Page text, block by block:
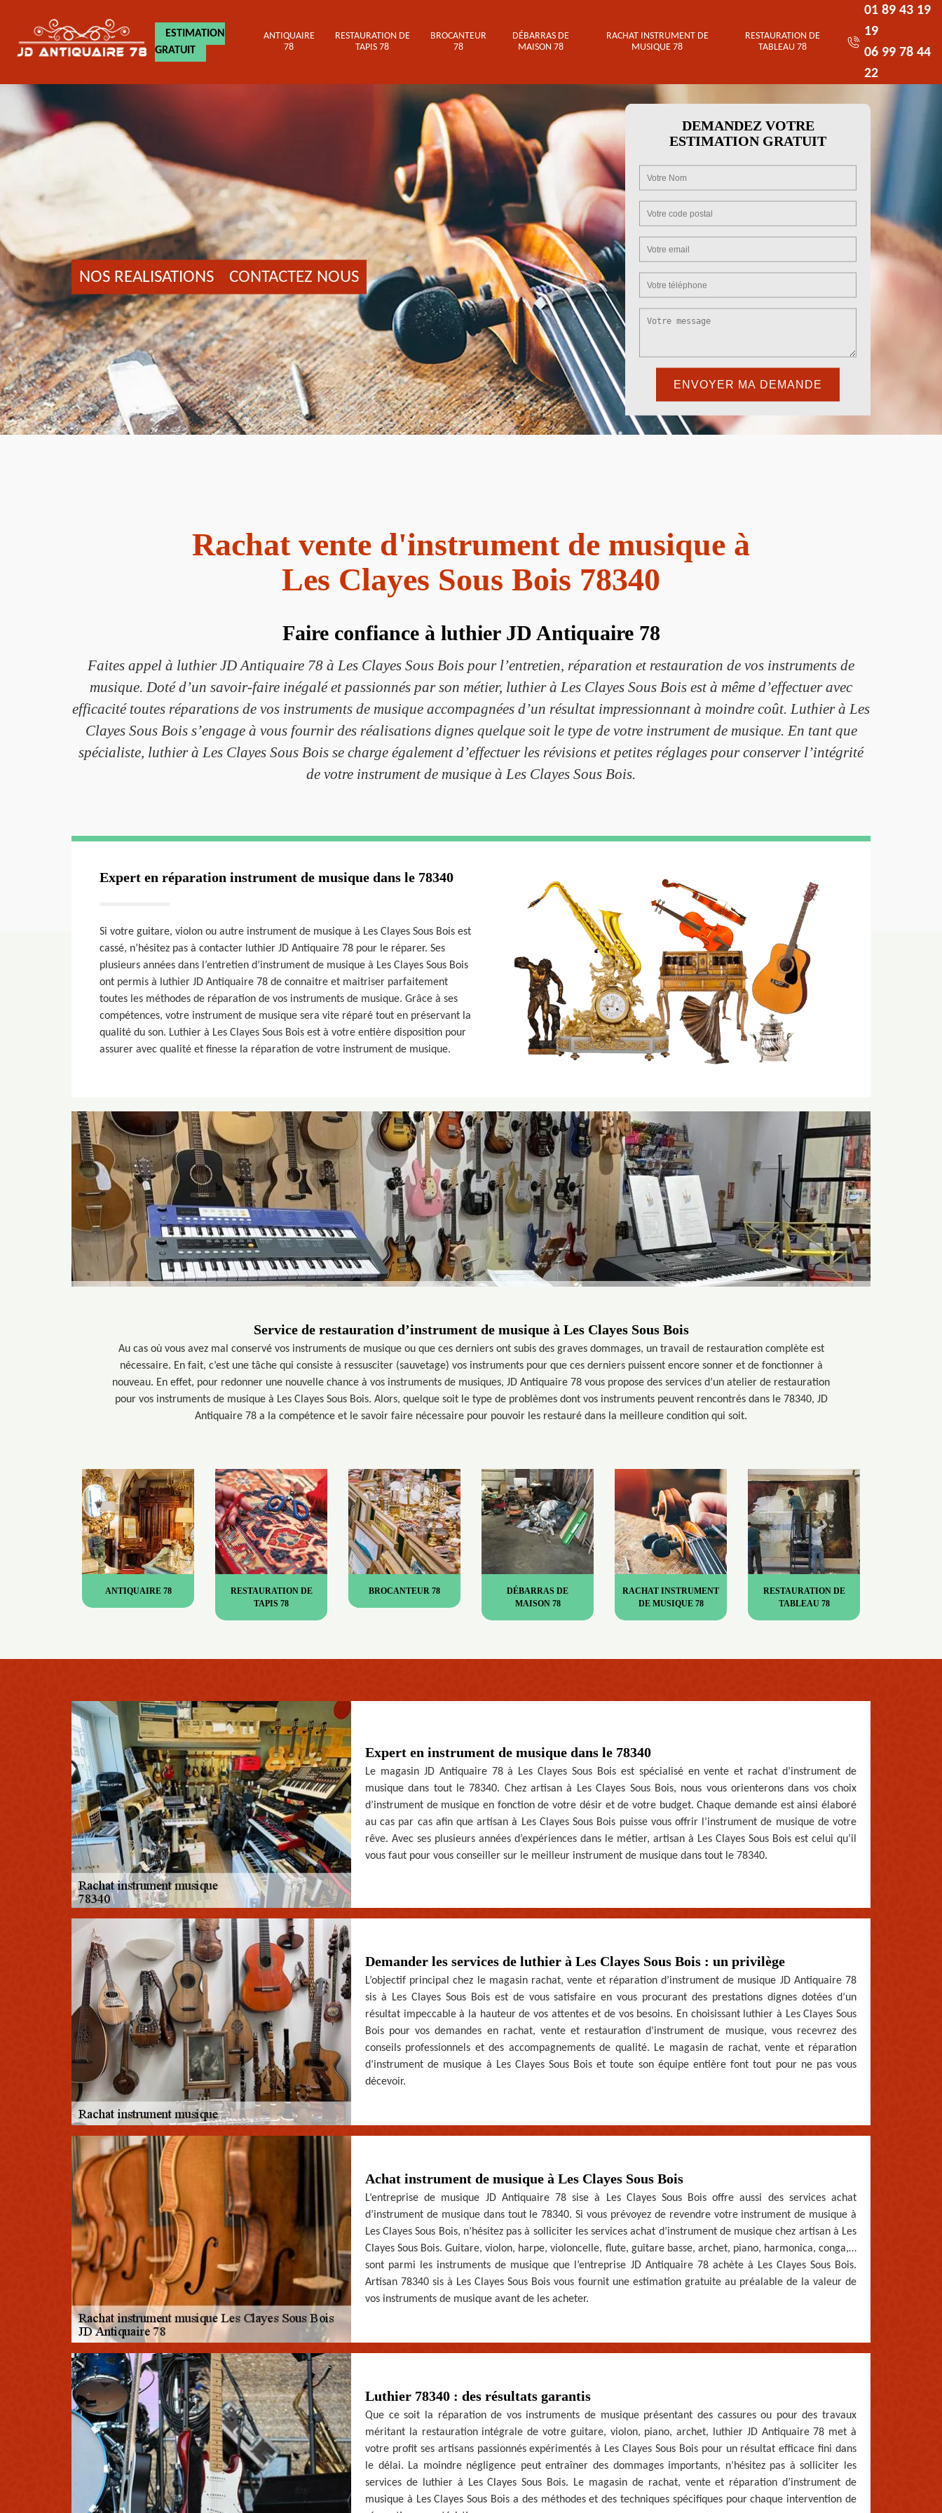
ESTIMATION
GRATUIT
ANTIQUAIRE
78
RESTAURATION DE
TAPIS 78
BROCANTEUR
78
DÉBARRAS DE
MAISON 78
RACHAT INSTRUMENT DE
MUSIQUE 78
RESTAURATION DE
TABLEAU 78
01 89 43 19
19
06 99 78 44
22
NOS REALISATIONS CONTACTEZ NOUS
DEMANDEZ VOTRE
ESTIMATION GRATUIT
Rachat vente d'instrument de musique à
Les Clayes Sous Bois 78340
Faire confiance à luthier JD Antiquaire 78
Faites appel à luthier JD Antiquaire 78 à Les Clayes Sous Bois pour l’entretien, réparation et restauration de vos instruments de
musique. Doté d’un savoir-faire inégalé et passionnés par son métier, luthier à Les Clayes Sous Bois est à même d’effectuer avec
efficacité toutes réparations de vos instruments de musique accompagnées d’un résultat impressionnant à moindre coût. Luthier à Les
Clayes Sous Bois s’engage à vous fournir des réalisations dignes quelque soit le type de votre instrument de musique. En tant que
spécialiste, luthier à Les Clayes Sous Bois se charge également d’effectuer les révisions et petites réglages pour conserver l’intégrité
de votre instrument de musique à Les Clayes Sous Bois.
Expert en réparation instrument de musique dans le 78340
Si votre guitare, violon ou autre instrument de musique à Les Clayes Sous Bois est
cassé, n’hésitez pas à contacter luthier JD Antiquaire 78 pour le réparer. Ses
plusieurs années dans l’entretien d’instrument de musique à Les Clayes Sous Bois
ont permis à luthier JD Antiquaire 78 de connaitre et maitriser parfaitement
toutes les méthodes de réparation de vos instruments de musique. Grâce à ses
compétences, votre instrument de musique sera vite réparé tout en préservant la
qualité du son. Luthier à Les Clayes Sous Bois est à votre entière disposition pour
assurer avec qualité et finesse la réparation de votre instrument de musique.
Service de restauration d’instrument de musique à Les Clayes Sous Bois
Au cas où vous avez mal conservé vos instruments de musique ou que ces derniers ont subis des graves dommages, un travail de restauration complète est
nécessaire. En fait, c’est une tâche qui consiste à ressusciter (sauvetage) vos instruments pour que ces derniers puissent encore sonner et de fonctionner à
nouveau. En effet, pour redonner une nouvelle chance à vos instruments de musiques, JD Antiquaire 78 vous propose des services d’un atelier de restauration
pour vos instruments de musique à Les Clayes Sous Bois. Alors, quelque soit le type de problèmes dont vos instruments peuvent rencontrés dans le 78340, JD
Antiquaire 78 a la compétence et le savoir faire nécessaire pour pouvoir les restauré dans la meilleure condition qui soit.
ANTIQUAIRE 78
RESTAURATION DE
TAPIS 78
BROCANTEUR 78
DÉBARRAS DE
MAISON 78
RACHAT INSTRUMENT
DE MUSIQUE 78
RESTAURATION DE
TABLEAU 78
Expert en instrument de musique dans le 78340
Le magasin JD Antiquaire 78 à Les Clayes Sous Bois est spécialisé en vente et rachat d’instrument de
musique dans tout le 78340. Chez artisan à Les Clayes Sous Bois, nous vous orienterons dans vos choix
d’instrument de musique en fonction de votre désir et de votre budget. Chaque demande est ainsi élaboré
au cas par cas afin que artisan à Les Clayes Sous Bois puisse vous offrir l’instrument de musique de votre
rêve. Avec ses plusieurs années d’expériences dans le métier, artisan à Les Clayes Sous Bois est celui qu’il
vous faut pour vous conseiller sur le meilleur instrument de musique dans tout le 78340.
Demander les services de luthier à Les Clayes Sous Bois : un privilège
L’objectif principal chez le magasin rachat, vente et réparation d’instrument de musique JD Antiquaire 78
sis à Les Clayes Sous Bois est de vous satisfaire en vous procurant des prestations dignes dotées d’un
résultat impeccable à la hauteur de vos attentes et de vos besoins. En choisissant luthier à Les Clayes Sous
Bois pour vos demandes en rachat, vente et restauration d’instrument de musique, vous recevrez des
conseils professionnels et des accompagnements de qualité. Le magasin de rachat, vente et réparation
d’instrument de musique à Les Clayes Sous Bois et toute son équipe entière font tout pour ne pas vous
décevoir.
Achat instrument de musique à Les Clayes Sous Bois
L’entreprise de musique JD Antiquaire 78 sise à Les Clayes Sous Bois offre aussi des services achat
d’instrument de musique dans tout le 78340. Si vous prévoyez de revendre votre instrument de musique à
Les Clayes Sous Bois, n’hésitez pas à solliciter les services achat d’instrument de musique chez artisan à Les
Clayes Sous Bois. Guitare, violon, harpe, violoncelle, flute, guitare basse, archet, piano, harmonica, conga,…
sont parmi les instruments de musique que l’entreprise JD Antiquaire 78 achète à Les Clayes Sous Bois.
Artisan 78340 sis à Les Clayes Sous Bois vous fournit une estimation gratuite au préalable de la valeur de
vos instruments de musique avant de les acheter.
Luthier 78340 : des résultats garantis
Que ce soit la réparation de vos instruments de musique présentant des cassures ou pour des travaux
méritant la restauration intégrale de votre guitare, violon, piano, archet, luthier JD Antiquaire 78 met à
votre profit ses artisans passionnés expérimentés à Les Clayes Sous Bois pour un résultat efficace fini dans
le délai. La moindre négligence peut entraîner des dommages importants, n’hésitez pas à solliciter les
services de luthier à Les Clayes Sous Bois. Le magasin de rachat, vente et réparation d’instrument de
musique à Les Clayes Sous Bois a des méthodes et des techniques spécifiques pour chaque intervention de